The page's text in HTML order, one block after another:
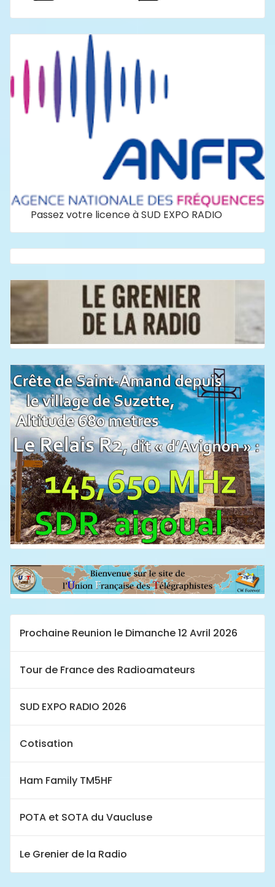
Passez votre licence à SUD EXPO RADIO
Prochaine Reunion le Dimanche 12 Avril 2026
Tour de France des Radioamateurs
SUD EXPO RADIO 2026
Cotisation
Ham Family TM5HF
POTA et SOTA du Vaucluse
Le Grenier de la Radio